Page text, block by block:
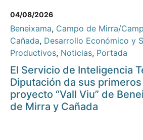
04/08/2026
Beneixama, Campo de Mirra/
Cañada, Desarrollo Económico y
Productivos, Noticias, Portada
El Servicio de Inteligencia
Diputación da sus
proyecto “Vall Viu” de
de Mirra y Cañada